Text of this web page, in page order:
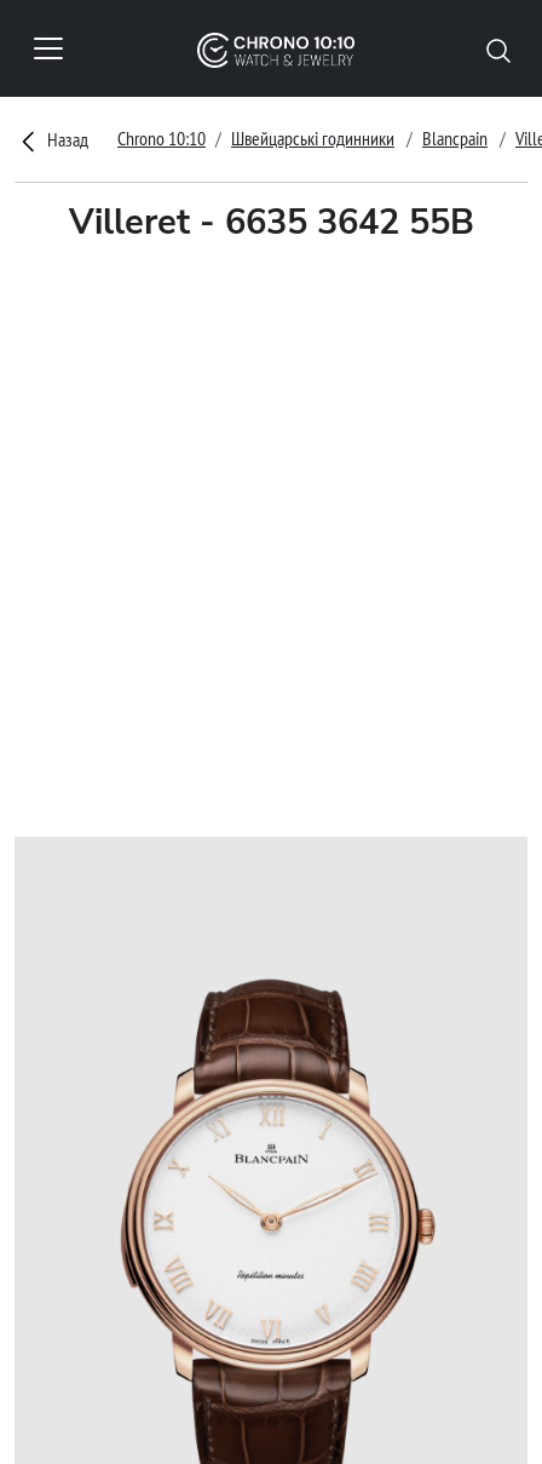
Назад Chrono 10:10 Швейцарські годинники Blancpain
Villeret - 6635 3642 55B